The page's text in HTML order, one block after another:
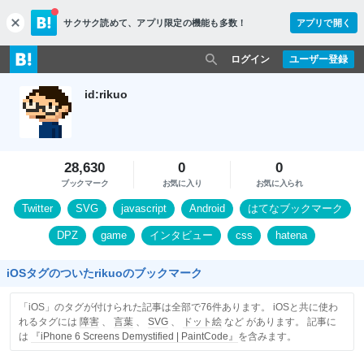
c
l
o
s
サクサク読めて、 アプリ限定の機能も多数！ アプリで開く
ユーザー登録
ログイン
id:rikuo
28,630
ブックマーク
0
お気に入り
0
お気に入られ
Twitter SVG javascript Android はてなブックマーク
DPZ game インタビュー css hatena
iOSタグのついたrikuoのブックマーク
「iOS」のタグが付けられた記事は全部で76件あります。 iOSと共に使わ
れるタグには 障害 、 言葉 、 SVG 、 ドット絵 など があります。 記事に
は
『iPhone 6 Screens Demystified | PaintCode』 を含みます。